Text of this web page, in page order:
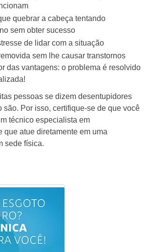
quebrar a cabeça tentando
sem obter sucesso
de lidar com a situação
sem lhe causar transtornos
das vantagens: o problema é resolvido
pessoas se dizem desentupidores
são. Por isso, certifique-se de que você
técnico especialista em
que atue diretamente em uma
sede física.